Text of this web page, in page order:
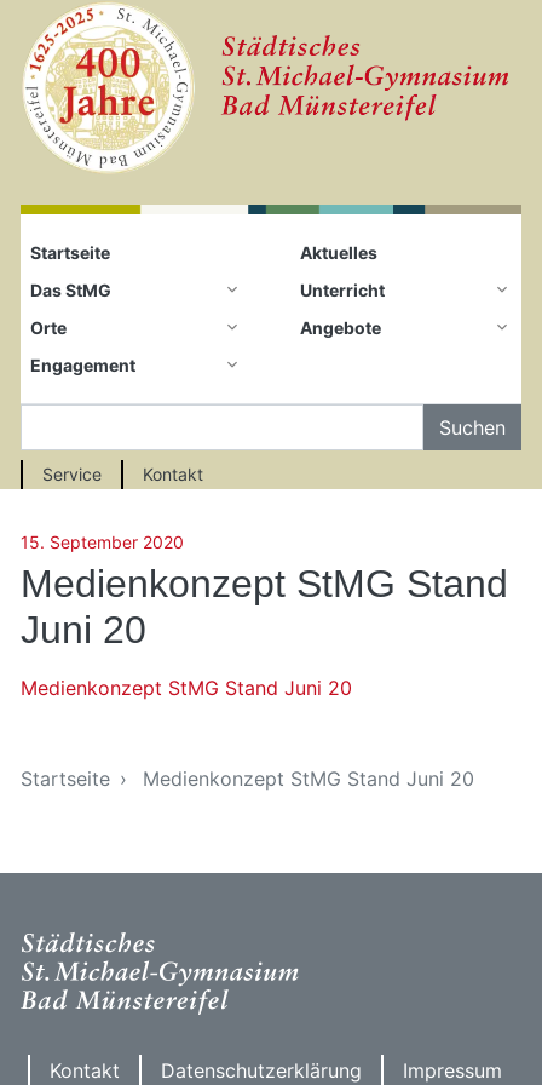
Zum Seiteninhalt springen
Startseite
Startseite
Aktuelles
Das StMG
Unterricht
Orte
Angebote
Engagement
Service Kontakt
15. September 2020
Medienkonzept StMG Stand
Juni 20
Medienkonzept StMG Stand Juni 20
Startseite
Medienkonzept StMG Stand Juni 20
Kontakt Datenschutzerklärung Impressum